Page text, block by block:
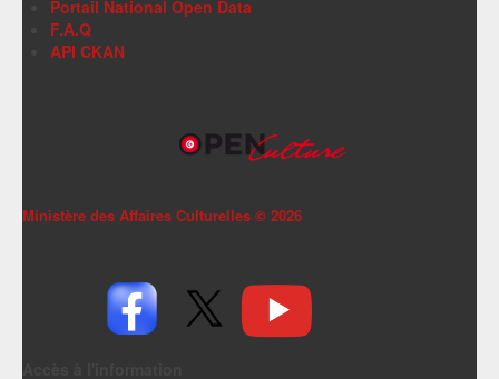
Portail National Open Data
F.A.Q
API CKAN
Ministère des Affaires Culturelles © 2026